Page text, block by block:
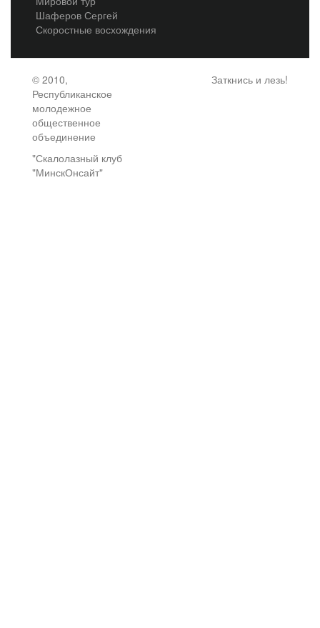
Шаферов Сергей
Скоростные восхождения
© 2010,
Республиканское
молодежное
общественное
объединение
"Скалолазный клуб
"МинскОнсайт"
Заткнись и лезь!